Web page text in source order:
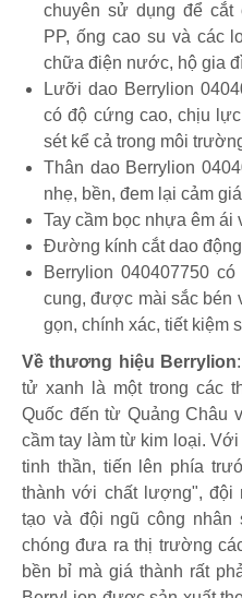
chuyên sử dụng để cắt
PP, ống cao su và các
chữa điện nước, hộ gia
Lưỡi dao Berrylion
có độ cứng cao, chịu
sét kể cả trong môi
Thân dao Berrylion
nhẹ, bền, đem lại cảm
Tay cầm bọc nhựa êm ái
Đường kính cắt dao
Berrylion 040407750
cung, được mài sắc bén
gọn, chính xác, tiết kiệm
Về thương hiệu Berrylion
tử xanh là một trong các
Quốc đến từ Quảng Châu
cầm tay làm từ kim loại.
tinh thần, tiến lên phía
thành với chất lượng", đội
tạo và đội ngũ công nhân
chóng đưa ra thị trường
bền bỉ mà giá thành rất